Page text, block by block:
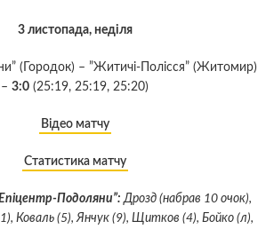
3 листопада, неділя
(Городок) – ”Житичі-Полісся” (Житомир)
– 3:0 (25:19, 25:19, 25:20)
Відео матчу
Статистика матчу
Подоляни”: Дрозд (набрав 10 очок),
Коваль (5), Янчук (9), Щитков (4), Бойко (л),